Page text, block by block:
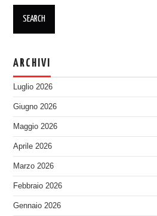
ARCHIVI
Luglio 2026
Giugno 2026
Maggio 2026
Aprile 2026
Marzo 2026
Febbraio 2026
Gennaio 2026